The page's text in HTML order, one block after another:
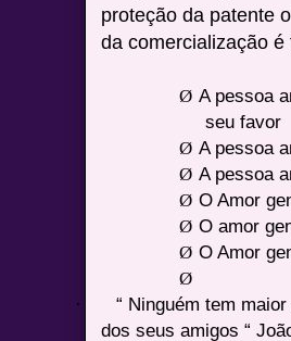
proteção da patente
da comercialização
Ø A pessoa
seu favor
Ø A pessoa
Ø A pessoa
Ø O Amor
Ø O amor
Ø O Amor
Ø
·
“ Ninguém tem
dos seus amigos “